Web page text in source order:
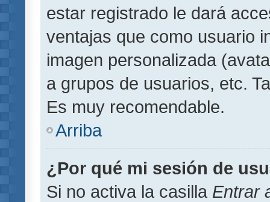
estar registrado le dará
ventajas que como usuario
imagen personalizada
a grupos de usuarios, etc.
Es muy recomendable.
Arriba
¿Por qué mi sesión de
Si no activa la casilla Entrar